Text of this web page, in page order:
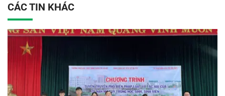
CÁC TIN KHÁC